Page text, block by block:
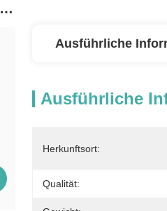
Ausführliche
Ausführliche
Herkunftsort:
Qualität: